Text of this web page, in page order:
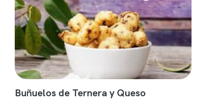
Buñuelos de Ternera y Queso